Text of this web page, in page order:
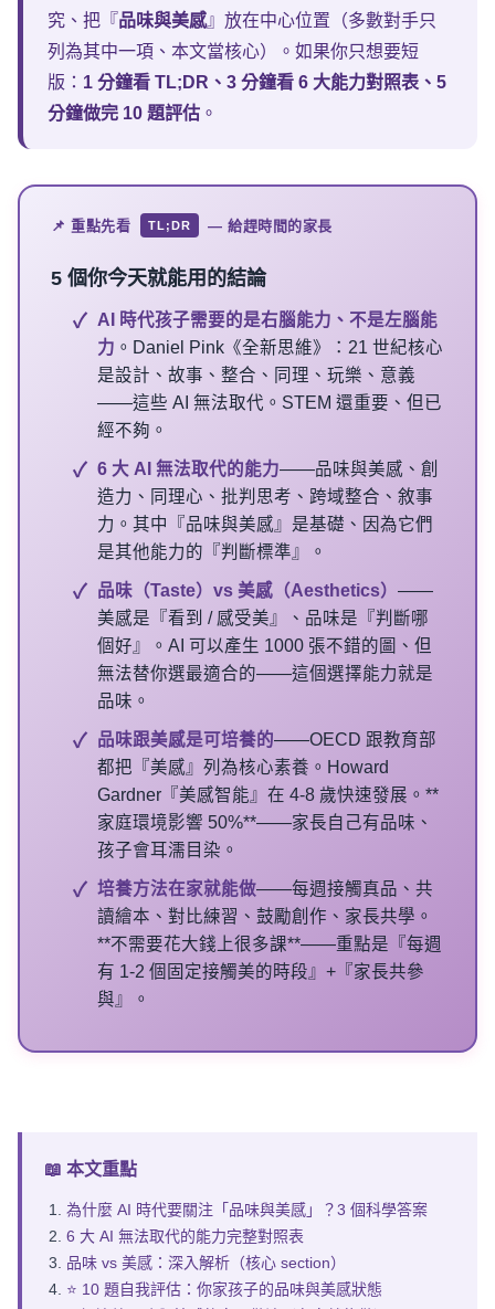
究、把『品味與美感』放在中心位置（多數對手只
列為其中一項、本文當核心）。如果你只想要短
版： 1 分鐘看 TL;DR、3 分鐘看 6 大能力對照表、5
分鐘做完 10 題評估 。
📌 重點先看 TL;DR — 給趕時間的家長
5 個你今天就能用的結論
AI 時代孩子需要的是右腦能力、不是左腦能
力 。Daniel Pink《全新思維》：21 世紀核心
是設計、故事、整合、同理、玩樂、意義
——這些 AI 無法取代。STEM 還重要、但已
經不夠。
6 大 AI 無法取代的能力——品味與美感、創
造力、同理心、批判思考、跨域整合、敘事
力。其中『品味與美感』是基礎、因為它們
是其他能力的『判斷標準』。
品味（Taste）vs 美感（Aesthetics） ——
美感是『看到 / 感受美』、品味是『判斷哪
個好』。AI 可以產生 1000 張不錯的圖、但
無法替你選最適合的——這個選擇能力就是
品味。
品味跟美感是可培養的——OECD 跟教育部
都把『美感』列為核心素養。Howard
Gardner『美感智能』在 4-8 歲快速發展。**
家庭環境影響 50%**——家長自己有品味、
孩子會耳濡目染。
培養方法在家就能做——每週接觸真品、共
讀繪本、對比練習、鼓勵創作、家長共學。
**不需要花大錢上很多課**——重點是『每週
有 1-2 個固定接觸美的時段』+『家長共參
與』。
📖 本文重點
為什麼 AI 時代要關注「品味與美感」？3 個科學答案
6 大 AI 無法取代的能力完整對照表
品味 vs 美感：深入解析（核心 section）
⭐ 10 題自我評估：你家孩子的品味與美感狀態